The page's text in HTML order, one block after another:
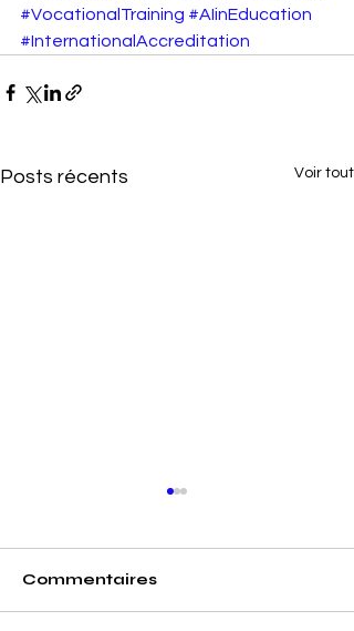
#VocationalTraining #AIinEducation
#InternationalAccreditation
Posts récents Voir tout
Commentaires